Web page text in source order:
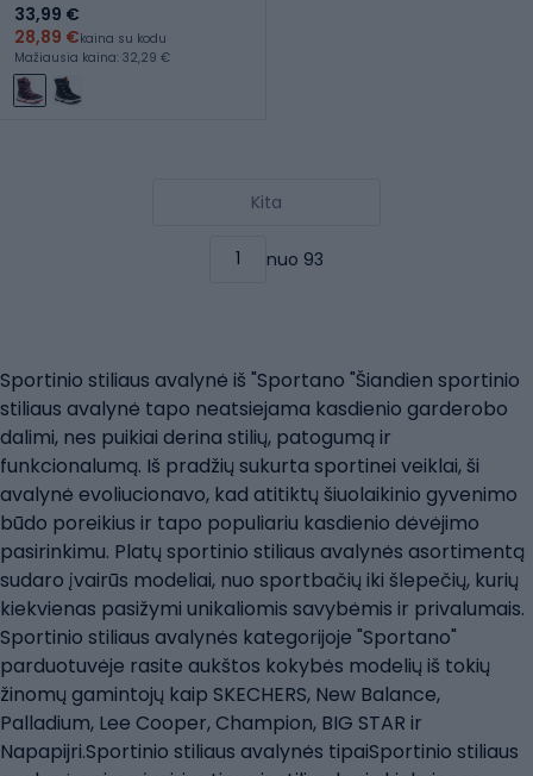
33,99 €
28,89 €kaina su kodu
Mažiausia kaina: 32,29 €
Kita
nuo 93
Sportinio stiliaus avalynė iš "Sportano "Šiandien sportinio
stiliaus avalynė tapo neatsiejama kasdienio garderobo
dalimi, nes puikiai derina stilių, patogumą ir
funkcionalumą. Iš pradžių sukurta sportinei veiklai, ši
avalynė evoliucionavo, kad atitiktų šiuolaikinio gyvenimo
būdo poreikius ir tapo populiariu kasdienio dėvėjimo
pasirinkimu. Platų sportinio stiliaus avalynės asortimentą
sudaro įvairūs modeliai, nuo sportbačių iki šlepečių, kurių
kiekvienas pasižymi unikaliomis savybėmis ir privalumais.
Sportinio stiliaus avalynės kategorijoje "Sportano"
parduotuvėje rasite aukštos kokybės modelių iš tokių
žinomų gamintojų kaip SKECHERS, New Balance,
Palladium, Lee Cooper, Champion, BIG STAR ir
Napapijri.Sportinio stiliaus avalynės tipaiSportinio stiliaus